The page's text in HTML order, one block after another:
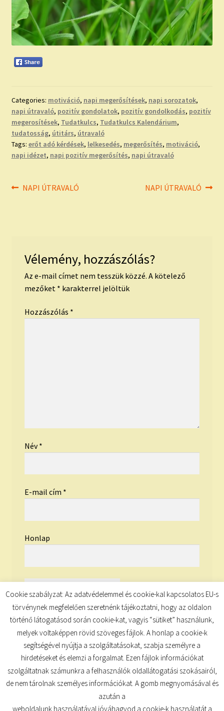
Categories: motiváció, napi megerősítések, napi sorozatok,
napi útravaló, pozitív gondolatok, pozitív gondolkodás, pozitív
megerosítések, Tudatkulcs, Tudatkulcs Kalendárium,
tudatosság, útitárs, útravaló
Tags: erőt adó kérdések, lelkesedés, megerősítés, motiváció,
napi idézet, napi pozitív megerősítés, napi útravaló
Bejegyzés
Previous
NAPI ÚTRAVALÓ
Next
NAPI ÚTRAVALÓ
Vélemény, hozzászólás?
Az e-mail címet nem tesszük közzé. A kötelező
mezőket * karakterrel jelöltük
Hozzászólás *
Név*
E-mail cím *
Honlap
© TUDATKULCS 2026
Cookie szabályzat: Az adatvédelemmel és cookie-kal kapcsolatos EU-s
törvénynek megfelelően szeretnénk tájékoztatni, hogy az oldalon
történő látogatásod során cookie-kat, vagyis “sütiket” használunk,
melyek voltaképpen rövid szöveges fájlok. A honlap a cookie-k
segítségével nyújtja a szolgáltatásokat, szabja személyre a
hirdetéseket és elemzi a forgalmat. Ezen fájlok információkat
szolgáltatnak számunkra a felhasználók oldallátogatási szokásairól,
de nem tárolnak személyes információkat. A gomb megnyomásával és
azután a
weboldalunk használatával jóváhagyod a cookie-k használatát a